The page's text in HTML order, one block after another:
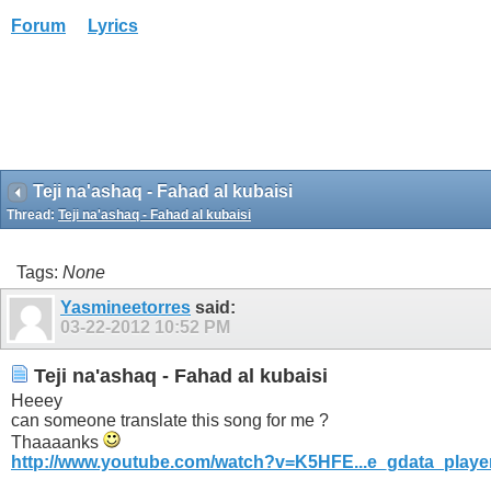
Forum Lyrics
Teji na'ashaq - Fahad al kubaisi
Thread: Teji na'ashaq - Fahad al kubaisi
Tags: None
Yasmineetorres said:
03-22-2012 10:52 PM
Teji na'ashaq - Fahad al kubaisi
Heeey
can someone translate this song for me ?
Thaaaanks
http://www.youtube.com/